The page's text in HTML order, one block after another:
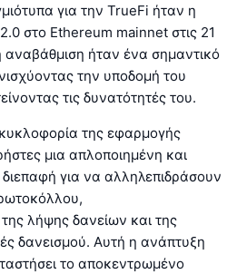
για την TrueFi ήταν η
στο Ethereum mainnet στις 21
ήταν ένα σημαντικό
την υποδομή του
τις δυνατότητές του.
της εφαρμογής
μια απλοποιημένη και
για να αλληλεπιδράσουν
λήψης δανείων και της
δανεισμού. Αυτή η ανάπτυξη
το αποκεντρωμένο